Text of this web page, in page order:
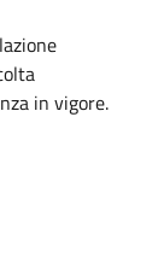
in vigore.